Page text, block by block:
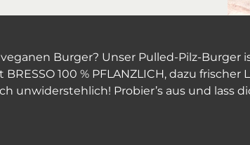
Burger? Unser Pulled-Pilz-Burger
100 % PFLANZLICH, dazu
unwiderstehlich! Probier’s aus und lass